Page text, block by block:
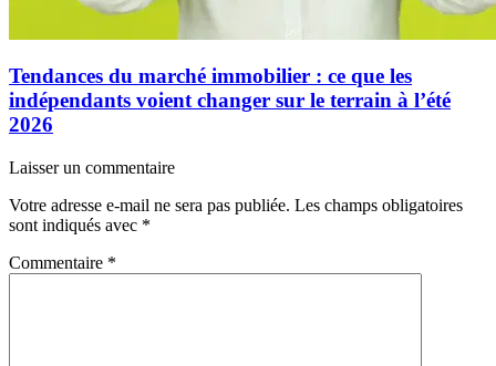
Tendances du marché immobilier : ce que les
indépendants voient changer sur le terrain à l’été
2026
Laisser un commentaire
Votre adresse e-mail ne sera pas publiée. Les champs obligatoires
sont indiqués avec *
Commentaire *